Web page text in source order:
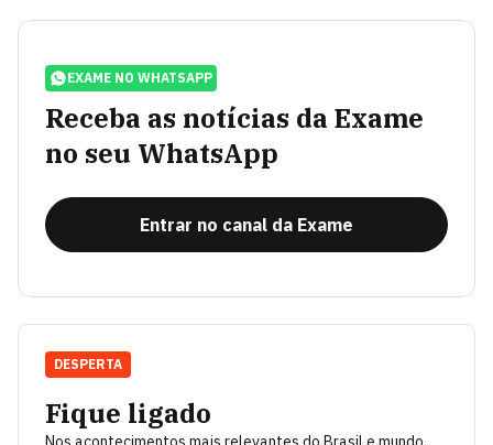
EXAME NO WHATSAPP
Receba as notícias da Exame
no seu WhatsApp
Entrar no canal da Exame
Fique ligado
DESPERTA